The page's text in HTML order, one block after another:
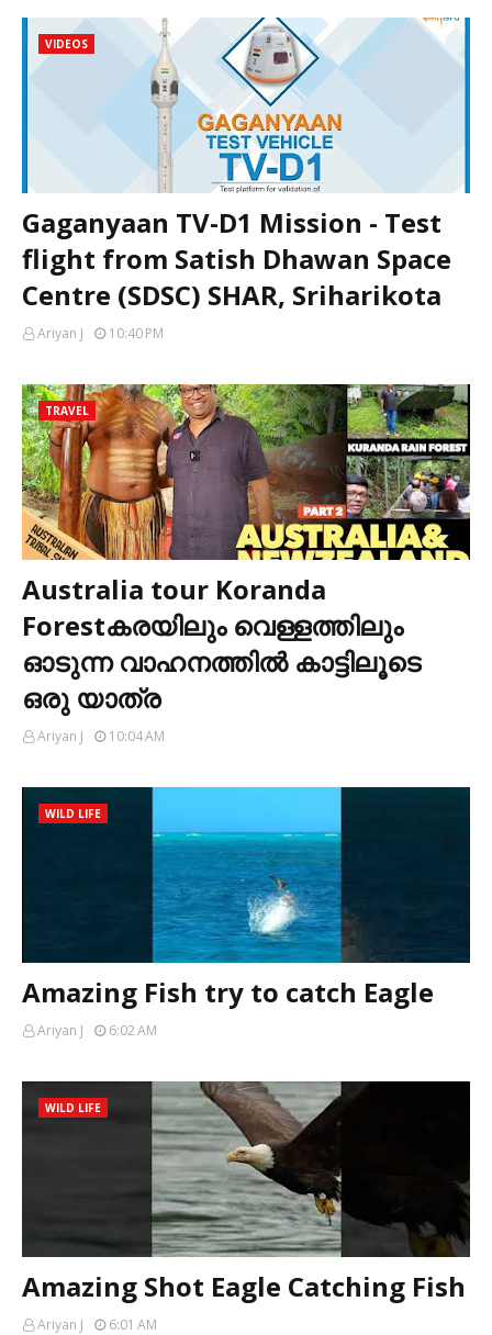
VIDEOS
Gaganyaan TV-D1 Mission - Test
flight from Satish Dhawan Space
Centre (SDSC) SHAR, Sriharikota
Ariyan J 10:40 PM
TRAVEL
Australia tour Koranda
Forestകരയിലും വെള്ളത്തിലും
ഓടുന്ന വാഹനത്തിൽ കാട്ടിലൂടെ
ഒരു യാത്ര
Ariyan J 10:04 AM
WILD LIFE
Amazing Fish try to catch Eagle
Ariyan J 6:02 AM
WILD LIFE
Amazing Shot Eagle Catching Fish
Ariyan J 6:01 AM